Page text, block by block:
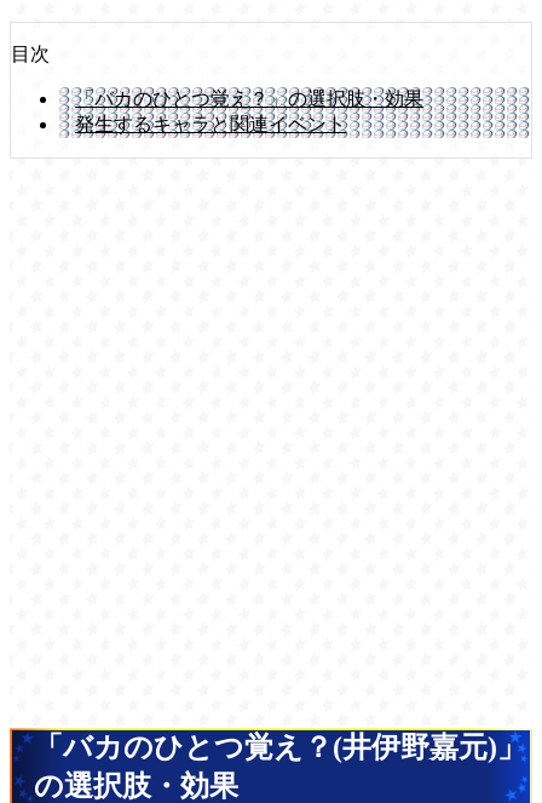
目次
「バカのひとつ覚え？」の選択肢・効果
発生するキャラと関連イベント
「バカのひとつ覚え？(井伊野嘉元)」
の選択肢・効果